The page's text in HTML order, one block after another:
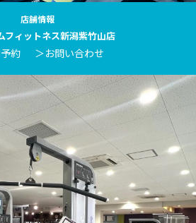
店舗情報
フィットネス新潟紫竹山店
約 ＞お問い合わせ